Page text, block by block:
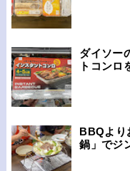
ダイソー
トコンロ
BBQより
鍋」でジ